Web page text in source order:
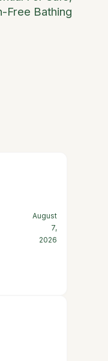
Free Bathing
August
7,
2026